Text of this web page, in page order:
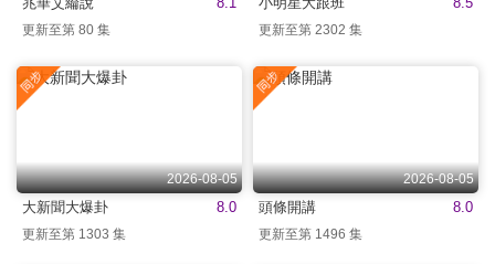
更新至第 80 集 更新至第 2302 集
2026-08-05
8.0
大新聞大爆卦
更新至第 1303 集
2026-08-05
8.0
頭條開講
更新至第 1496 集